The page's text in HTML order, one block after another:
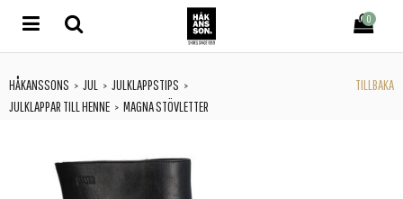
0
HÅKANSSONS > JUL > JULKLAPPSTIPS >
JULKLAPPAR TILL HENNE > MAGNA STÖVLETTER
TILLBAKA